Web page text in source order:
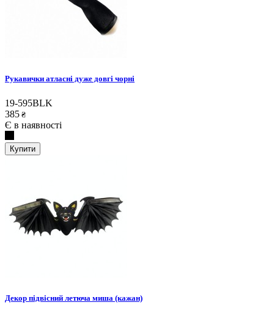
Рукавички атласні дуже довгі чорні
19-595BLK
385 ₴
Є в наявності
Купити
Декор підвісний летюча миша (кажан)